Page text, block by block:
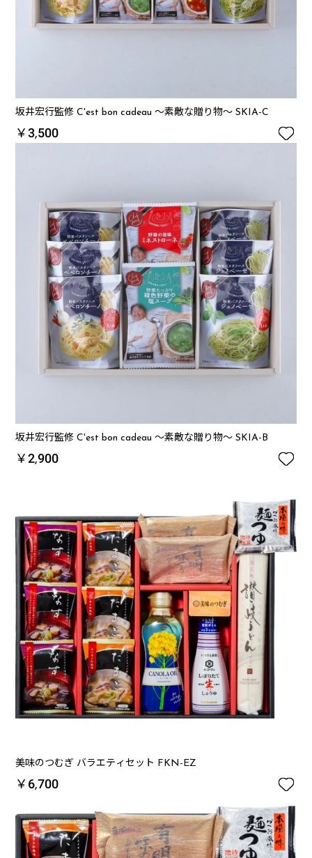
坂井宏行監修 C'est bon cadeau ～素敵な贈り物～ SKIA-C
￥3,500 
坂井宏行監修 C'est bon cadeau ～素敵な贈り物～ SKIA-B
￥2,900 
美味のつむぎ バラエティセット FKN-EZ
￥6,700 